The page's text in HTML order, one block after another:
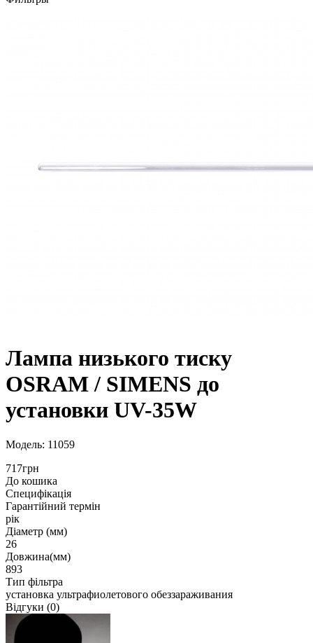
Лампа низького тиску
OSRAM / SIMENS до
установки UV-35W
Модель: 11059
717грн
До кошика
Специфікація
Гарантійний термін
рік
Діаметр (мм)
26
Довжина(мм)
893
Тип фільтра
установка ультрафиолетового обеззараживания
Відгуки (0)